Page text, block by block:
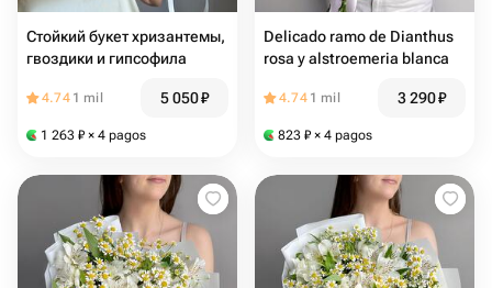
Стойкий букет хризантемы,
гвоздики и гипсофила
4.74 1 mil 5 050₽
1 263 ₽ × 4 pagos
Delicado ramo de Dianthus
rosa y alstroemeria blanca
4.74 1 mil 3 290₽
823 ₽ × 4 pagos